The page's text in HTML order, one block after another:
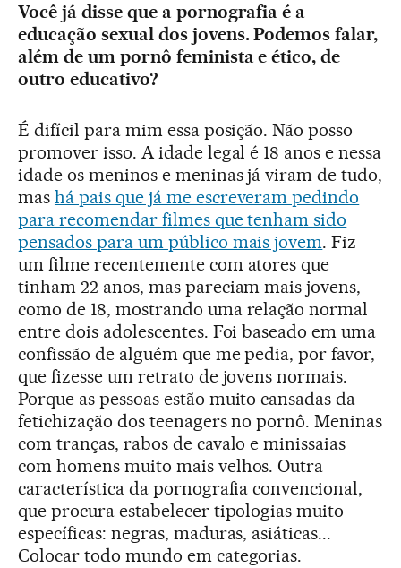
Você já disse que a pornografia é a
educação sexual dos jovens. Podemos falar,
além de um pornô feminista e ético, de
outro educativo?
É difícil para mim essa posição. Não posso
promover isso. A idade legal é 18 anos e nessa
idade os meninos e meninas já viram de tudo,
mas há pais que já me escreveram pedindo
para recomendar filmes que tenham sido
pensados para um público mais jovem. Fiz
um filme recentemente com atores que
tinham 22 anos, mas pareciam mais jovens,
como de 18, mostrando uma relação normal
entre dois adolescentes. Foi baseado em uma
confissão de alguém que me pedia, por favor,
que fizesse um retrato de jovens normais.
Porque as pessoas estão muito cansadas da
fetichização dos teenagers no pornô. Meninas
com tranças, rabos de cavalo e minissaias
com homens muito mais velhos. Outra
característica da pornografia convencional,
que procura estabelecer tipologias muito
específicas: negras, maduras, asiáticas...
Colocar todo mundo em categorias.